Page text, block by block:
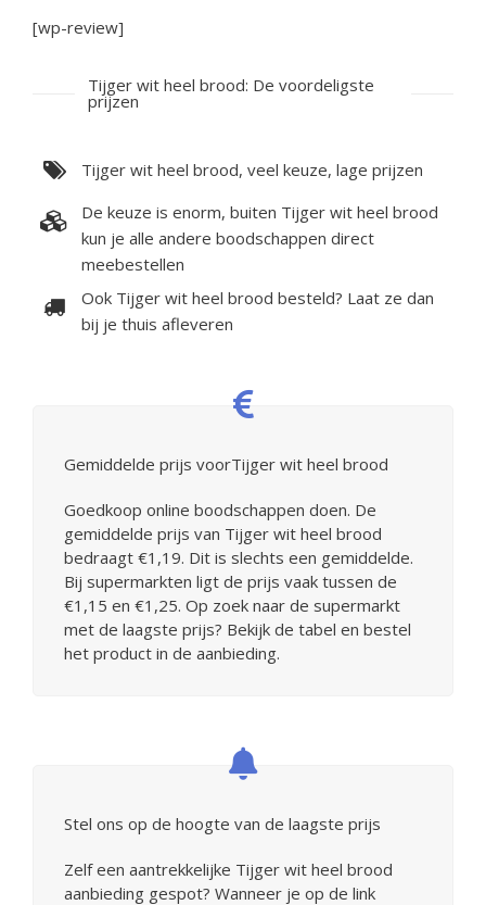
[wp-review]
Tijger wit heel brood: De voordeligste
prijzen
Tijger wit heel brood, veel keuze, lage prijzen
De keuze is enorm, buiten Tijger wit heel brood
kun je alle andere boodschappen direct
meebestellen
Ook Tijger wit heel brood besteld? Laat ze dan
bij je thuis afleveren
Gemiddelde prijs voorTijger wit heel brood
Goedkoop online boodschappen doen. De
gemiddelde prijs van Tijger wit heel brood
bedraagt €1,19. Dit is slechts een gemiddelde.
Bij supermarkten ligt de prijs vaak tussen de
€1,15 en €1,25. Op zoek naar de supermarkt
met de laagste prijs? Bekijk de tabel en bestel
het product in de aanbieding.
Stel ons op de hoogte van de laagste prijs
Zelf een aantrekkelijke Tijger wit heel brood
aanbieding gespot? Wanneer je op de link